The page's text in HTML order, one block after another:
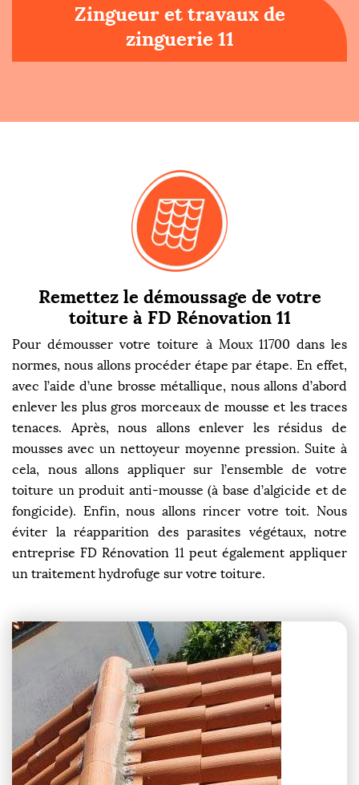
Zingueur et travaux de
zinguerie 11
Remettez le démoussage de votre
toiture à FD Rénovation 11
Pour démousser votre toiture à Moux 11700 dans les
normes, nous allons procéder étape par étape. En effet,
avec l’aide d’une brosse métallique, nous allons d’abord
enlever les plus gros morceaux de mousse et les traces
tenaces. Après, nous allons enlever les résidus de
mousses avec un nettoyeur moyenne pression. Suite à
cela, nous allons appliquer sur l’ensemble de votre
toiture un produit anti-mousse (à base d’algicide et de
fongicide). Enfin, nous allons rincer votre toit. Nous
éviter la réapparition des parasites végétaux, notre
entreprise FD Rénovation 11 peut également appliquer
un traitement hydrofuge sur votre toiture.